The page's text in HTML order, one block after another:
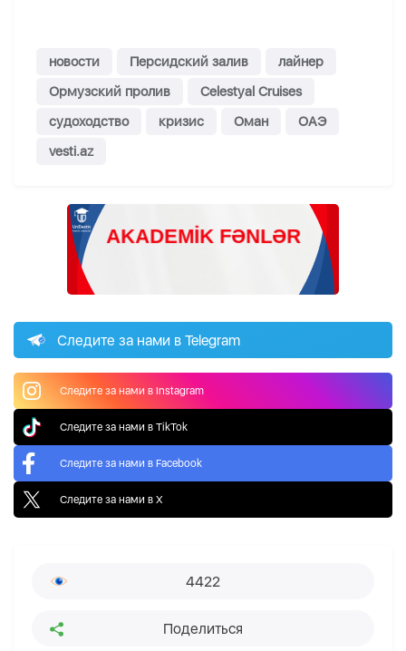
новости Персидский залив
лайнер
Ормузский пролив
Celestyal Cruises
судоходство
кризис Оман
ОАЭ
vesti.az
Следите за нами в Telegram
Следите за нами в Instagram
Следите за нами в TikTok
Следите за нами в Facebook
Следите за нами в X
4422
Поделиться